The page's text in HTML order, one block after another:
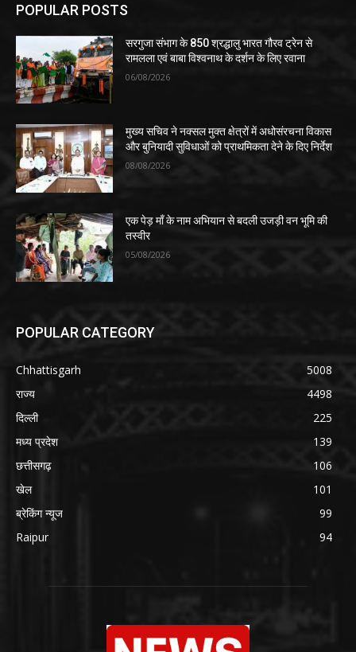
POPULAR POSTS
सरगुजा संभाग के 850 श्रद्धालु भारत गौरव ट्रेन से
रामलला एवं बाबा विश्वनाथ के दर्शन के लिए रवाना
06/08/2026
मुख्य सचिव ने नक्सल मुक्त क्षेत्रों में अधोसंरचना विकास
और बुनियादी सुविधाओं को प्राथमिकता देने के दिए निर्देश
08/08/2026
एक पेड़ माँ के नाम अभियान से बदली उजड़ी वन भूमि की
तस्वीर
05/08/2026
POPULAR CATEGORY
Chhattisgarh
5008
राज्य
4498
दिल्ली
225
मध्य प्रदेश
139
छत्तीसगढ़
106
खेल
101
ब्रेकिंग न्यूज
99
Raipur
94